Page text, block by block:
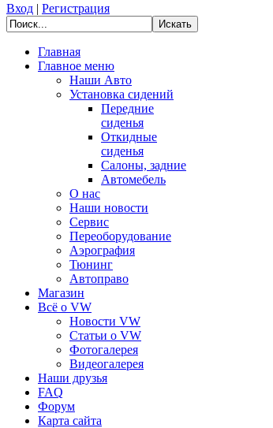
Вход | Регистрация
Главная
Главное меню
Наши Авто
Установка сидений
Передние
сиденья
Откидные
сиденья
Салоны, задние
Автомебель
О нас
Наши новости
Сервис
Переоборудование
Аэрография
Тюнинг
Автоправо
Магазин
Всё о VW
Новости VW
Статьи o VW
Фотогалерея
Видеогалерея
Наши друзья
FAQ
Форум
Карта сайта